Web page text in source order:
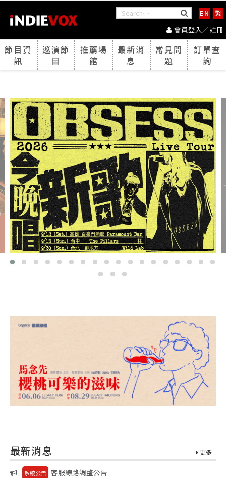
EN
繁
會員登入／註冊
節目資
訊
巡演節
目
推薦場
館
最新消
息
常見問
題
訂單查
詢
最新消息 更多
系統公告
客服線路調整公告